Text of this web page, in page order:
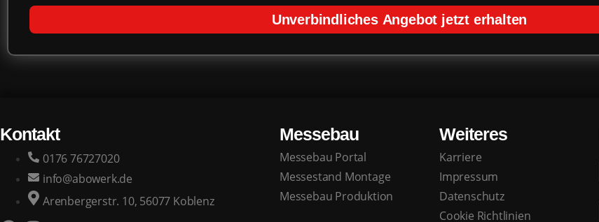
Unverbindliches Angebot jetzt erhalten
Kontakt
0176 76727020
info@abowerk.de
Arenbergerstr. 10, 56077 Koblenz
Messebau
Messebau Portal
Messestand Montage
Messebau Produktion
Weiteres
Karriere
Impressum
Datenschutz
Cookie Richtlinien